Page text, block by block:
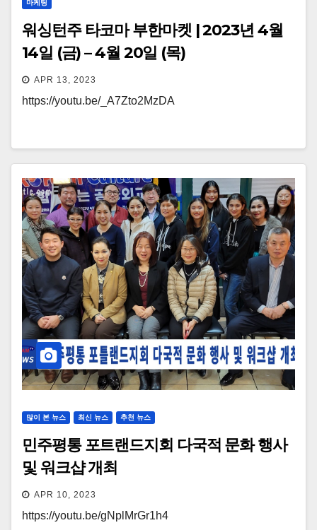
마케팅
워싱턴주 타코마 부한마켓 | 2023년 4월
14일 (금) – 4월 20일 (목)
APR 13, 2023
https://youtu.be/_A7Zto2MzDA
많이 본 뉴스 최신 뉴스 추천 뉴스
민주평통 포트랜드지회 다국적 문화 행사
및 워크샵 개최
APR 10, 2023
https://youtu.be/gNplMrGr1h4